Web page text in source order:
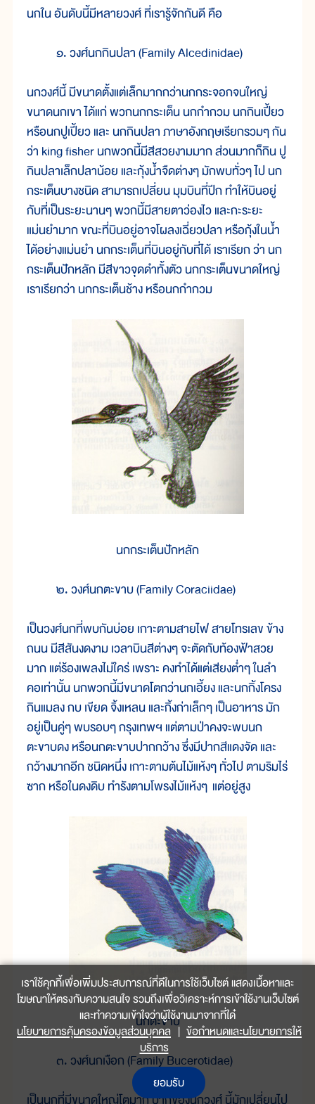
นกใน อันดับนี้มีหลายวงศ์ ที่เรารู้จักกันดี คือ
๑. วงศ์นกกินปลา (Family Alcedinidae)
นกวงศ์นี้ มีขนาดตั้งแต่เล็กมากกว่านกกระจอกจนใหญ่
ขนาดนกเขา ได้แก่ พวกนกกระเต็น นกกำกวม นกกินเปี้ยว
หรือนกปูเปี้ยว และ นกกินปลา ภาษาอังกฤษเรียกรวมๆ กัน
ว่า king fisher นกพวกนี้มีสีสวยงามมาก ส่วนมากก็กิน ปู
กินปลาเล็กปลาน้อย และกุ้งน้ำจืดต่างๆ มักพบทั่วๆ ไป นก
กระเต็นบางชนิด สามารถเปลี่ยน มุมบินที่ปีก ทำให้บินอยู่
กับที่เป็นระยะนานๆ พวกนี้มีสายตาว่องไว และกะระยะ
แม่นยำมาก ขณะที่บินอยู่อาจโผลงเฉี่ยวปลา หรือกุ้งในน้ำ
ได้อย่างแม่นยำ นกกระเต็นที่บินอยู่กับที่ได้ เราเรียก ว่า นก
กระเต็นปักหลัก มีสีขาวจุดดำทั้งตัว นกกระเต็นขนาดใหญ่
เราเรียกว่า นกกระเต็นช้าง หรือนกกำกวม
นกกระเต็นปักหลัก
๒. วงศ์นกตะขาบ (Family Coraciidae)
เป็นวงศ์นกที่พบกันบ่อย เกาะตามสายไฟ สายโทรเลข ข้าง
ถนน มีสีสันงดงาม เวลาบินสีต่างๆ จะตัดกับท้องฟ้าสวย
มาก แต่ร้องเพลงไม่ใคร่ เพราะ คงทำได้แต่เสียงต่ำๆ ในลำ
คอเท่านั้น นกพวกนี้มีขนาดโตกว่านกเอี้ยง และนกกิ้งโครง
กินแมลง กบ เขียด จิ้งเหลน และกิ้งก่าเล็กๆ เป็นอาหาร มัก
อยู่เป็นคู่ๆ พบรอบๆ กรุงเทพฯ แต่ตามป่าคงจะพบนก
ตะขาบดง หรือนกตะขาบปากกว้าง ซึ่งมีปากสีแดงจัด และ
กว้างมากอีก ชนิดหนึ่ง เกาะตามต้นไม้แห้งๆ ทั่วไป ตามริมไร่
ซาก หรือในดงดิบ ทำรังตามโพรงไม้แห้งๆ แต่อยู่สูง
นกตะขาบ
๓. วงศ์นกเงือก (Family Bucerotidae)
เราใช้คุกกี้เพื่อเพิ่มประสบการณ์ที่ดีในการใช้เว็บไซต์ แสดงเนื้อหาและ
โฆษณาให้ตรงกับความสนใจ รวมถึงเพื่อวิเคราะห์การเข้าใช้งานเว็บไซต์
และทำความเข้าใจว่าผู้ใช้งานมาจากที่ใด๋
นโยบายการคุ้มครองข้อมูลส่วนบุคคล | ข้อกำหนดและนโยบายการให้
บริการ
ยอมรับ